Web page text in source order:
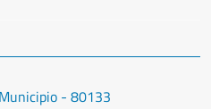
- 80133